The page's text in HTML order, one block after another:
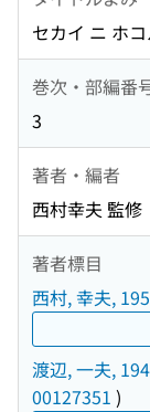
セカイ ニ ホ
巻次・部編番
3
著者・編者
西村幸夫 監修
著者標目
西村, 幸夫,
渡辺, 一夫,
00127351 )